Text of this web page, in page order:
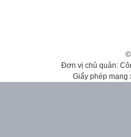
Đơn vị chủ quản:
Giấy phép mạng